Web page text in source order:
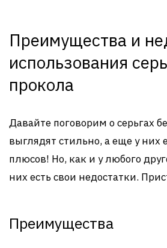
Преимущества и
использования
прокола
Давайте поговорим о серьгах
выглядят стильно, а еще у них
плюсов! Но, как и у любого
них есть свои недостатки.
Преимущества